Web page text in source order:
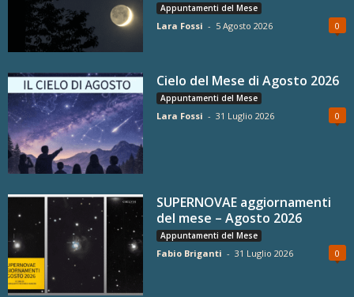
Appuntamenti del Mese
Lara Fossi - 5 Agosto 2026 0
Cielo del Mese di Agosto 2026
Appuntamenti del Mese
Lara Fossi - 31 Luglio 2026 0
SUPERNOVAE aggiornamenti
del mese – Agosto 2026
Appuntamenti del Mese
Fabio Briganti - 31 Luglio 2026 0